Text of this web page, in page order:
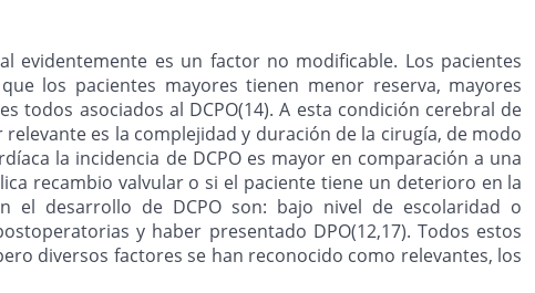
evidentemente es un factor no modificable. Los pacientes
los pacientes mayores tienen menor reserva, mayores
todos asociados al DCPO(14). A esta condición cerebral de
es la complejidad y duración de la cirugía, de modo
la incidencia de DCPO es mayor en comparación a una
recambio valvular o si el paciente tiene un deterioro en la
el desarrollo de DCPO son: bajo nivel de escolaridad o
y haber presentado DPO(12,17). Todos estos
diversos factores se han reconocido como relevantes, los